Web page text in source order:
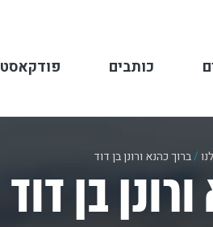
כותבים פודקאסט
/ברוך כהנא ורונן בן דוד
בן דוד